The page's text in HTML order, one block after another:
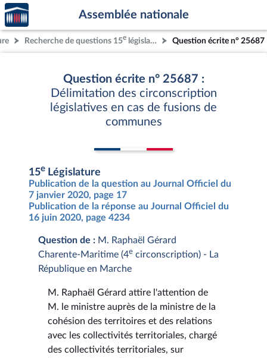
Aller au contenu
Aller en bas de la page
Accèder
à la
page
d'accueil
Assemblée nationale
Recherche de questions 15e législature Question écrite n° 25687
Question écrite n° 25687 :
Délimitation des circonscription
législatives en cas de fusions de
communes
15e Législature
Publication de la question au Journal Officiel du
7 janvier 2020, page 17
Publication de la réponse au Journal Officiel du
16 juin 2020, page 4234
Question de : M. Raphaël Gérard
Charente-Maritime (4e circonscription) - La
République en Marche
M. Raphaël Gérard attire l'attention de
M. le ministre auprès de la ministre de la
cohésion des territoires et des relations
avec les collectivités territoriales, chargé
des collectivités territoriales, sur